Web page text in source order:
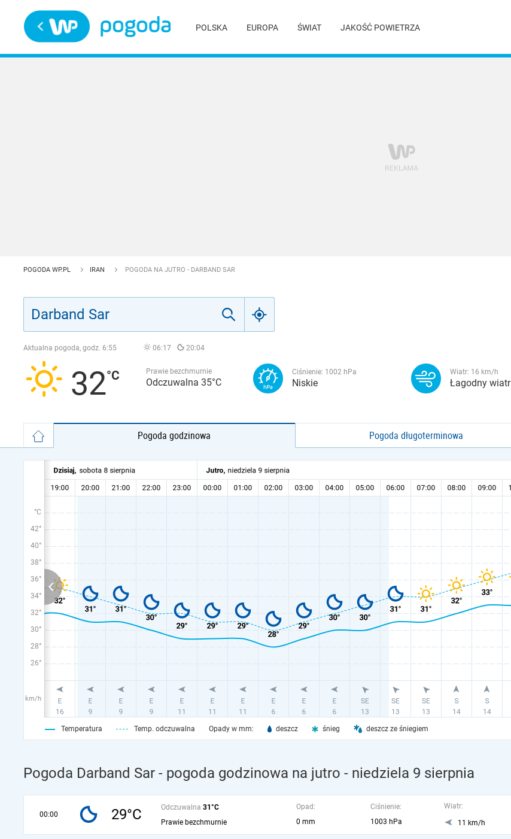
POLSKA EUROPA ŚWIAT JAKOŚĆ POWIETRZA
POGODA WP.PL IRAN POGODA NA JUTRO - DARBAND SAR
Aktualna pogoda, godz. 6:55 06:17 20:04
32 Prawie bezchmurnie
Odczuwalna 35°C
Ciśnienie: 1002 hPa
Niskie
Wiatr: 16 km/h
Łagodny wiatr
Pogoda godzinowa Pogoda długoterminowa
°C
42°
40°
38°
36°
34°
32°
30°
28°
26°
km/h
Temperatura Temp. odczuwalna Opady w mm: deszcz śnieg deszcz ze śniegiem
Pogoda Darband Sar - pogoda godzinowa na jutro - niedziela 9 sierpnia
00:00 29°C Odczuwalna 31°C
Prawie bezchmurnie
Opad:
0 mm
Ciśnienie:
1003 hPa
Wiatr:
11 km/h